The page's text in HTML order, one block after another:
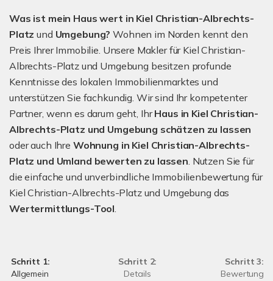
Was ist mein Haus wert in Kiel Christian-Albrechts-
Platzund Umgebung? Wohnen im Norden kennt den
Preis Ihrer Immobilie. Unsere Makler für Kiel Christian-
Albrechts-Platz und Umgebung besitzen profunde
Kenntnisse des lokalen Immobilienmarktes und
unterstützen Sie fachkundig. Wir sind Ihr kompetenter
Partner, wenn es darum geht, IhrHaus in Kiel Christian-
Albrechts-Platz und Umgebung schätzen zu lassen
oder auch Ihre Wohnung in Kiel Christian-Albrechts-
Platz und Umland bewerten zu lassen . Nutzen Sie für
die einfache und unverbindliche Immobilienbewertung für
Kiel Christian-Albrechts-Platz und Umgebung das
Wertermittlungs-Tool
Schritt 1:
Allgemein
Schritt 2:
Details
Schritt 3:
Bewertung